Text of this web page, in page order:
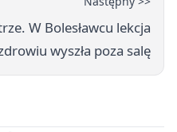
W Bolesławcu lekcja
wyszła poza salę